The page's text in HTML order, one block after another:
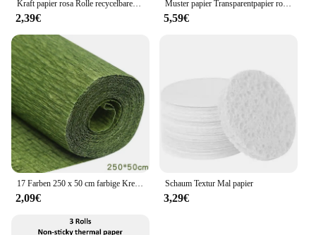
Kraft papier rosa Rolle recycelbares Papier perfekt zum Einwickeln, Basteln, Verpacken, Bodenbelag, Stau, Paket, Tisch läufer,
2,39€
Muster papier Transparentpapier rolle weißes hoch transparentes Muster papier zum Nähen von Schneiderei-Skizzen zeichnung
5,59€
17 Farben 250 x 50 cm farbige Krepppapierrolle Origami geknittertes Krepppapier Basteln DIY Blumen Dekoration Geschenkpapier Basteln
2,09€
Schaum Textur Mal papier
3,29€